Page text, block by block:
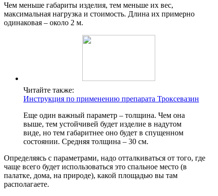
Чем меньше габариты изделия, тем меньше их вес,
максимальная нагрузка и стоимость. Длина их примерно
одинаковая – около 2 м.
Читайте также:
Инструкция по применению препарата Троксевазин
Еще один важный параметр – толщина. Чем она
выше, тем устойчивей будет изделие в надутом
виде, но тем габаритнее оно будет в спущенном
состоянии. Средняя толщина – 30 см.
Определяясь с параметрами, надо отталкиваться от того, где
чаще всего будет использоваться это спальное место (в
палатке, дома, на природе), какой площадью вы там
располагаете.